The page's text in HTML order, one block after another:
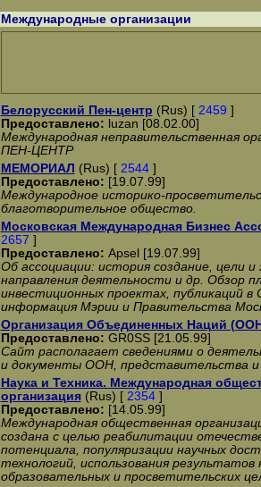
Международные организации
Белорусский Пен-центр (Rus) [ 2459 ]
Предоставлено: luzan [08.02.00]
Международная неправительственная
ПЕН-ЦЕНТР
МЕМОРИАЛ (Rus) [ 2544]
Предоставлено: [19.07.99]
Международное историко-
благотворительное общество.
Московская Международная Бизнес
2657 ]
Предоставлено: Apsel [19.07.99]
Об ассоциации: история создание, цели и
направления деятельности и др. Обзор
инвестиционных проектах, публикаций
информация Мэрии и Правительства
Организация Объединенных Наций
Предоставлено: GR0SS [21.05.99]
Сайт располагает сведениями о
и документы ООН, представительства
Наука и Техника. Международная
организация(Rus) [ 2354]
Предоставлено: [14.05.99]
Международная общественная
создана с целью реабилитации
потенциала, популяризации научных
технологий, использования результатов
образовательных и просветительских